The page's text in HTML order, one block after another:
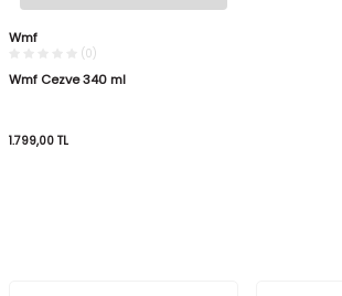
Wmf
(0)
Wmf Cezve 340 ml
1.799,00 TL